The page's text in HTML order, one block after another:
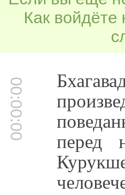
Как войдёте
00:00:00 перед